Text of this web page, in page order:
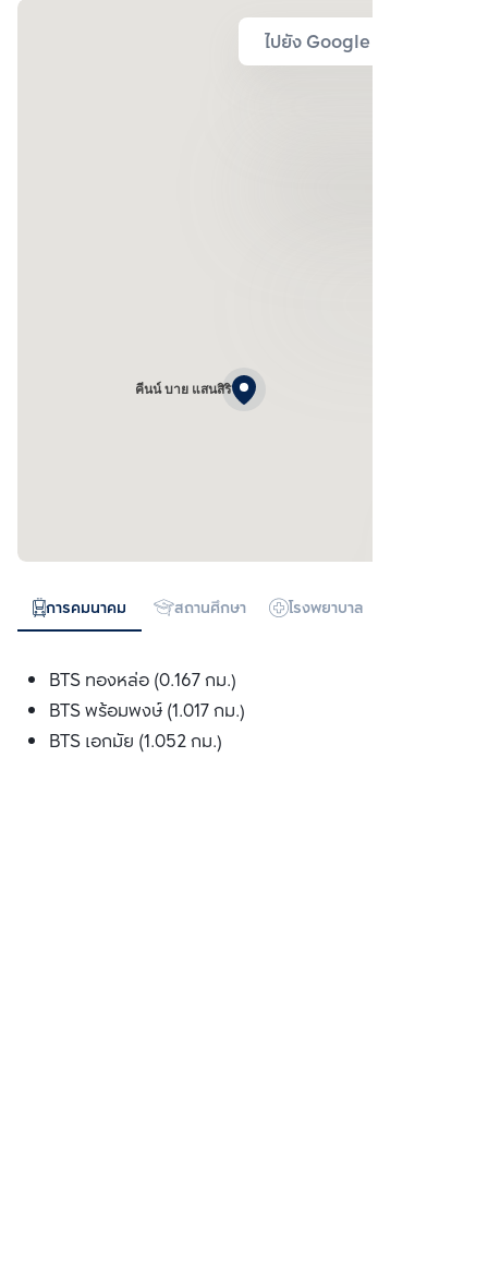
ไปยัง Google Map
คีนน์ บาย แสนสิริ
การคมนาคม สถานศึกษา โรงพยาบาล
BTS ทองหล่อ (0.167 กม.)
BTS พร้อมพงษ์ (1.017 กม.)
BTS เอกมัย (1.052 กม.)